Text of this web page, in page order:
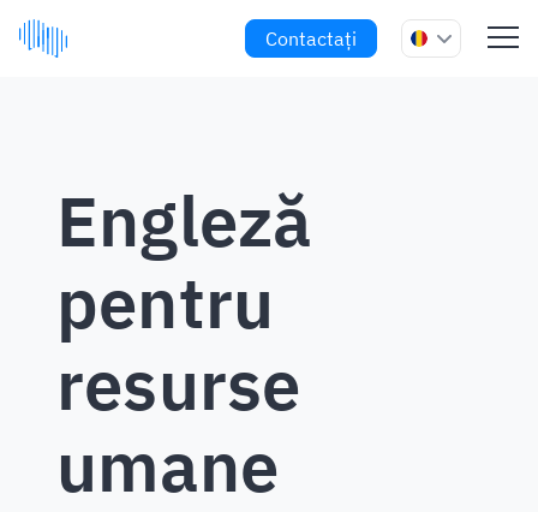
Contactați
Engleză
pentru
resurse
umane